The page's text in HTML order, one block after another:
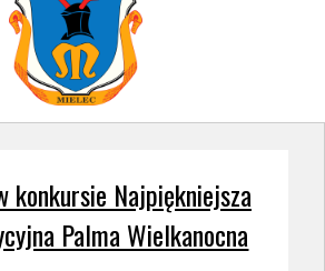
konkursie Najpiękniejsza
Palma Wielkanocna